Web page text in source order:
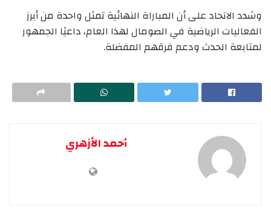
وشدد الاتحاد على أن المباراة النهائية تمثل واحدة من أبرز
الفعاليات الرياضية في الصومال لهذا العام، داعيًا الجمهور
لمتابعة الحدث ودعم فرقهم المفضلة.
أحمد الأزهري